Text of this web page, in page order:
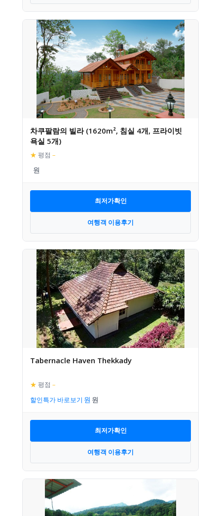
차쿠팔람의 빌라 (1620m², 침실 4개, 프라이빗
욕실 5개)
★ 평점 –
최저가확인
여행객 이용후기
Tabernacle Haven Thekkady
★ 평점 –
할인특가 바로보기
최저가확인
여행객 이용후기